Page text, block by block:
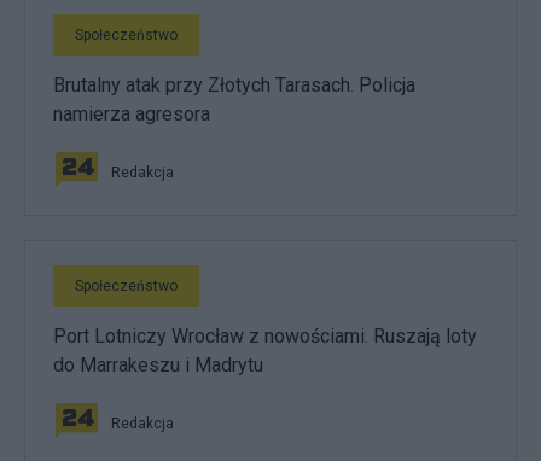
Społeczeństwo
Brutalny atak przy Złotych Tarasach. Policja
namierza agresora
Redakcja
Społeczeństwo
Port Lotniczy Wrocław z nowościami. Ruszają loty
do Marrakeszu i Madrytu
Redakcja